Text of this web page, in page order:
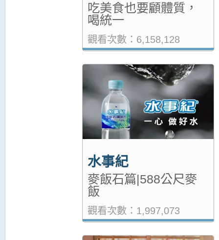
吃美食也要顧體質，
喝統一
觀看次數：6,158,128
水事紀
麥飯石篇|588公尺麥
飯
觀看次數：1,997,073